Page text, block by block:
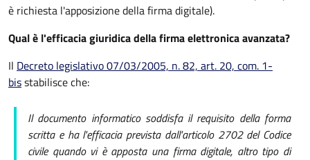
è richiesta l'apposizione della firma digitale).
Qual è l'efficacia giuridica della firma elettronica avanzata?
Il Decreto legislativo 07/03/2005, n. 82, art. 20, com. 1-
bisstabilisce che:
Il documento informatico soddisfa il requisito della forma
scritta e ha l'efficacia prevista dall'articolo 2702 del Codice
civile quando vi è apposta una firma digitale, altro tipo di